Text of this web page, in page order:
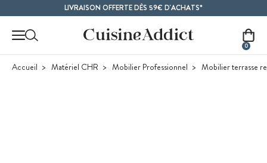
LIVRAISON OFFERTE DÈS 59€ D'ACHATS*
0
Accueil Matériel CHR Mobilier Professionnel Mobilier terrasse